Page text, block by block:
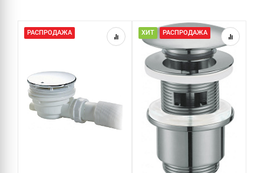
ДУШ
ДУШЕВЫЕ ГАРНИТУРЫ
РАСПРОДАЖА ХИТ РАСПРОДАЖА